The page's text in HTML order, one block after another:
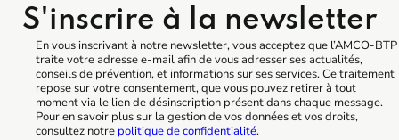
S'inscrire à la newsletter
En vous inscrivant à notre newsletter, vous acceptez que l’AMCO-BTP
traite votre adresse e-mail afin de vous adresser ses actualités,
conseils de prévention, et informations sur ses services. Ce traitement
repose sur votre consentement, que vous pouvez retirer à tout
moment via le lien de désinscription présent dans chaque message.
Pour en savoir plus sur la gestion de vos données et vos droits,
consultez notre politique de confidentialité.